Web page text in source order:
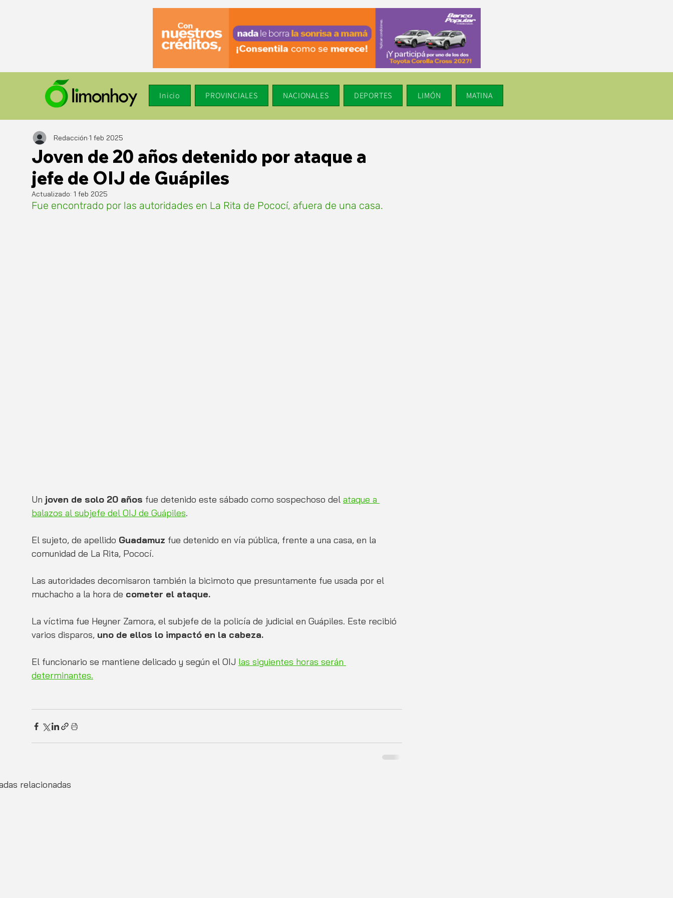
Inicio PROVINCIALES NACIONALES DEPORTES LIMÓN MATINA
Joven de 20 años detenido por ataque a
jefe de OIJ de Guápiles
Redacción 1 feb 2025
Actualizado: 1 feb 2025
Fue encontrado por las autoridades en La Rita de Pococí, afuera de una casa.
Un joven de solo 20 años fue detenido este sábado como sospechoso del ataque a
balazos al subjefe del OIJ de Guápiles.
El sujeto, de apellido Guadamuz fue detenido en vía pública, frente a una casa, en la
comunidad de La Rita, Pococí.
Las autoridades decomisaron también la bicimoto que presuntamente fue usada por el
muchacho a la hora de cometer el ataque.
La víctima fue Heyner Zamora, el subjefe de la policía de judicial en Guápiles. Este recibió
varios disparos, uno de ellos lo impactó en la cabeza.
El funcionario se mantiene delicado y según el OIJ las siguientes horas serán
determinantes.
relacionadas